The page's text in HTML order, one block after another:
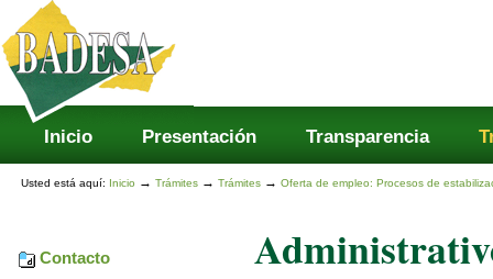
Cambiar
contenido.
Saltar
navegación
Secciones
Inicio Presentación Transparencia
Usted está aquí: Inicio →Trámites →Trámites →Oferta de empleo: Procesos de
Contacto